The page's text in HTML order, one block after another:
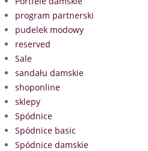
program partnerski
pudelek modowy
reserved
Sale
sandału damskie
shoponline
sklepy
Spódnice
Spódnice basic
Spódnice damskie